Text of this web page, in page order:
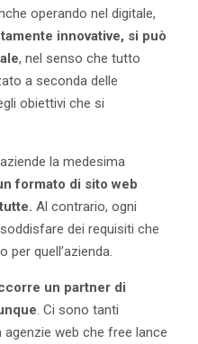
operando nel digitale,
innovative, si può
, nel senso che tutto
a seconda delle
obiettivi che si
la medesima
formato di sito web
Al contrario, ogni
dei requisiti che
per quell’azienda.
un partner di
. Ci sono tanti
web che free lance